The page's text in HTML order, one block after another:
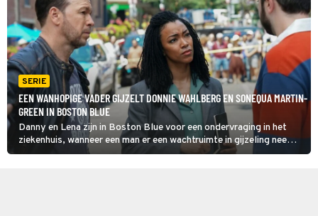
SERIE
EEN WANHOPIGE VADER GIJZELT DONNIE WAHLBERG EN SONEQUA MARTIN-
GREEN IN BOSTON BLUE
Danny en Lena zijn in Boston Blue voor een ondervraging in het
ziekenhuis, wanneer een man er een wachtruimte in gijzeling neemt.
Het is een wanhopige vader die gelooft dat de transplantatielever